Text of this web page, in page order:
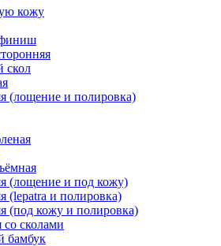
кожу
скол
(лощение и полировка)
(лощение и под кожу)
(lepatra и полировка)
(под кожу и полировка)
сколами
бамбук